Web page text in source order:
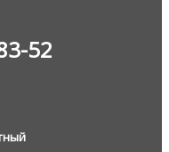
52